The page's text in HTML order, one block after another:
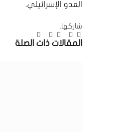
العدو الإسرائيلي.
شاركها.
فيسبوك
تويتربينتيريست
لينكدإن
Tumblr
تيلقرام
البريد
الإلكتروني
المقالات ذات الصلة